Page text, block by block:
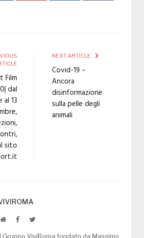
Film
dal
13
sito
NEXT ARTICLE
Covid-19 –
Ancora
disinformazione
sulla pelle degli
animali
WebsiteFacebookTwitter
Gruppo ViviRoma fondato da Massimo